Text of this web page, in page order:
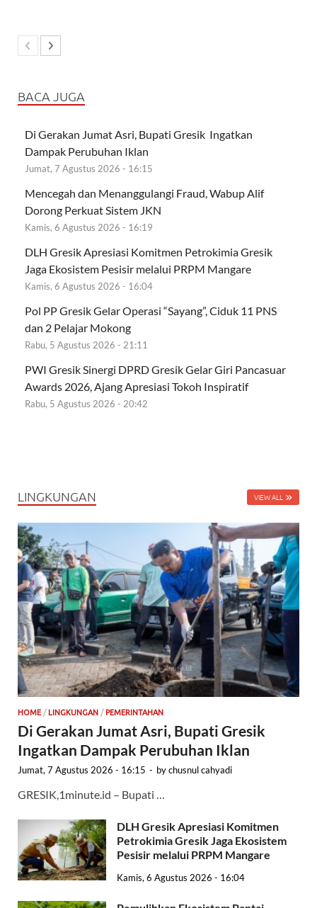
BACA JUGA
Di Gerakan Jumat Asri, Bupati Gresik Ingatkan
Dampak Perubuhan Iklan
Jumat, 7 Agustus 2026 - 16:15
Mencegah dan Menanggulangi Fraud, Wabup Alif
Dorong Perkuat Sistem JKN
Kamis, 6 Agustus 2026 - 16:19
DLH Gresik Apresiasi Komitmen Petrokimia Gresik
Jaga Ekosistem Pesisir melalui PRPM Mangare
Kamis, 6 Agustus 2026 - 16:04
Pol PP Gresik Gelar Operasi “Sayang”, Ciduk 11 PNS
dan 2 Pelajar Mokong
Rabu, 5 Agustus 2026 - 21:11
PWI Gresik Sinergi DPRD Gresik Gelar Giri Pancasuar
Awards 2026, Ajang Apresiasi Tokoh Inspiratif
Rabu, 5 Agustus 2026 - 20:42
LINGKUNGAN VIEW ALL
HOME / LINGKUNGAN / PEMERINTAHAN
Di Gerakan Jumat Asri, Bupati Gresik
Ingatkan Dampak Perubuhan Iklan
Jumat, 7 Agustus 2026 - 16:15 - bychusnul cahyadi
GRESIK,1minute.id – Bupati …
DLH Gresik Apresiasi Komitmen
Petrokimia Gresik Jaga Ekosistem
Pesisir melalui PRPM Mangare
Kamis, 6 Agustus 2026 - 16:04